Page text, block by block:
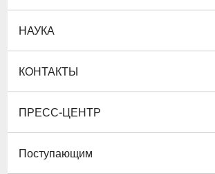
НАУКА
КОНТАКТЫ
ПРЕСС-ЦЕНТР
Поступающим